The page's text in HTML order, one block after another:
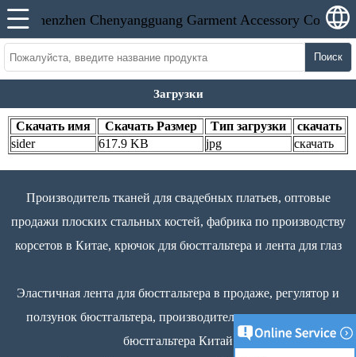
Поиск
Загрузки
Скачать имя Скачать Размер Тип загрузки
скачать
sider
617.9 KB jpg скачать
Производитель тканей для свадебных платьев, оптовые
продажи плоских стальных костей, фабрика по производству
корсетов в Китае, крючок для бюстгальтера и лента для глаз
Эластичная лента для бюстгальтера в продаже, регулятор и
ползунок бюстгальтера, производитель аксессуаров для
бюстгальтера Китай